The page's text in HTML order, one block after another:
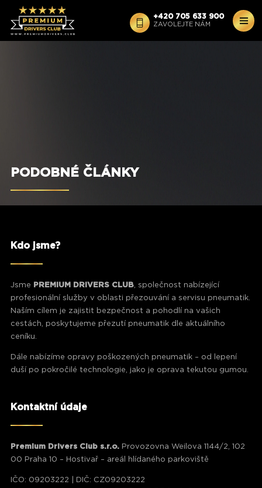
+420 705 633 900
ZAVOLEJTE NÁM
PODOBNÉ ČLÁNKY
Kdo jsme?
Jsme PREMIUM DRIVERS CLUB, společnost nabízející
profesionální služby v oblasti přezouvání a servisu pneumatik.
Naším cílem je zajistit bezpečnost a pohodlí na vašich
cestách, poskytujeme přezutí pneumatik dle aktuálního
ceníku.
Dále nabízíme opravy poškozených pneumatik – od lepení
duší po pokročilé technologie, jako je oprava tekutou gumou.
Kontaktní údaje
Premium Drivers Club s.r.o. Provozovna Weilova 1144/2, 102
00 Praha 10 – Hostivař – areál hlídaného parkoviště
IČO: 09203222 | DIČ: CZ09203222